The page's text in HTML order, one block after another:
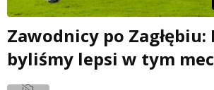
Zawodnicy po Zagłębiu:
byliśmy lepsi w tym